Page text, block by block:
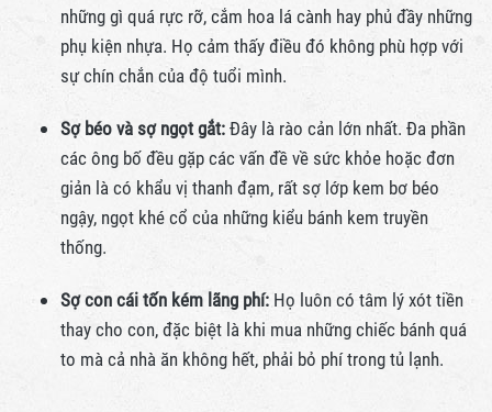
những gì quá rực rỡ, cắm hoa lá cành hay phủ đầy những
phụ kiện nhựa. Họ cảm thấy điều đó không phù hợp với
sự chín chắn của độ tuổi mình.
Sợ béo và sợ ngọt gắt: Đây là rào cản lớn nhất. Đa phần
các ông bố đều gặp các vấn đề về sức khỏe hoặc đơn
giản là có khẩu vị thanh đạm, rất sợ lớp kem bơ béo
ngậy, ngọt khé cổ của những kiểu bánh kem truyền
thống.
Sợ con cái tốn kém lãng phí: Họ luôn có tâm lý xót tiền
thay cho con, đặc biệt là khi mua những chiếc bánh quá
to mà cả nhà ăn không hết, phải bỏ phí trong tủ lạnh.